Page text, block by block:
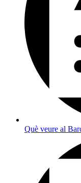
Què veure al